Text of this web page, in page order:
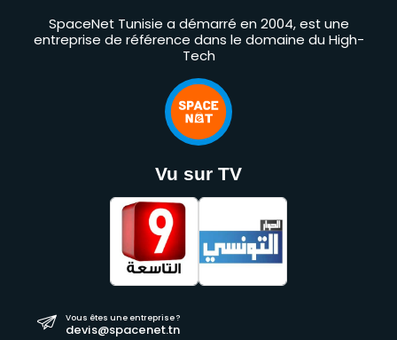
SpaceNet Tunisie a démarré en 2004, est une
entreprise de référence dans le domaine du High-
Tech
Vu sur TV
Vous êtes une entreprise ?
devis@spacenet.tn